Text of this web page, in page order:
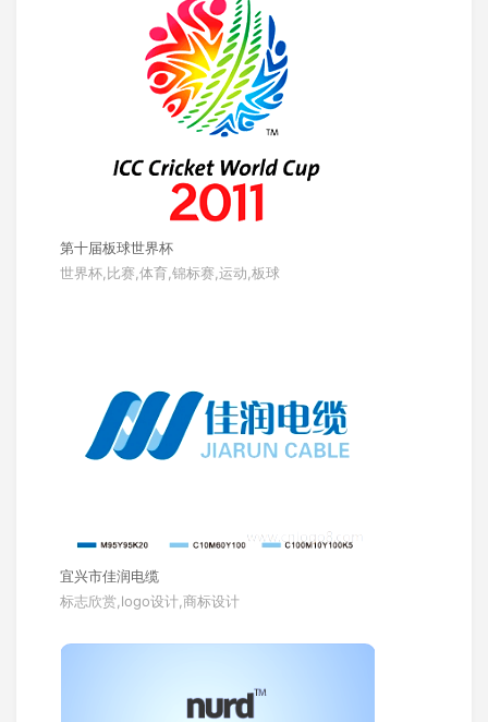
第十届板球世界杯
世界杯,比赛,体育,锦标赛,运动,板球
宜兴市佳润电缆
标志欣赏,logo设计,商标设计